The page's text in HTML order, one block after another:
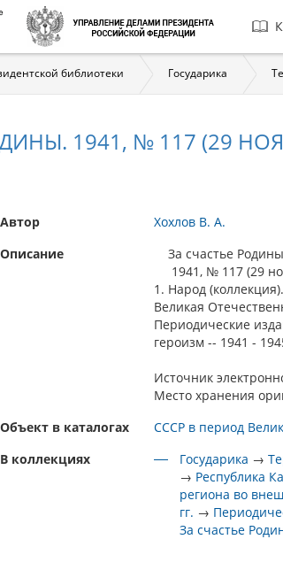
библиотеки Государика
1941, № 117 (29
Автор
Хохлов В. А.
Описание
За счастье
1941, № 117 (29
1. Народ
Великая
Периодические
героизм -- 1941 -
Источник
Место хранения
Объект в каталогах
СССР в период
В коллекциях
Государика →
→ Республика
региона во
гг. →
За счастье